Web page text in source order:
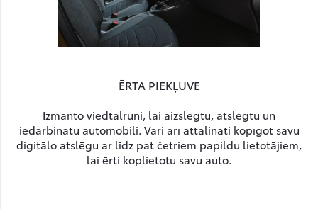
ĒRTA PIEKĻUVE
Izmanto viedtālruni, lai aizslēgtu, atslēgtu un
iedarbinātu automobili. Vari arī attālināti kopīgot savu
digitālo atslēgu ar līdz pat četriem papildu lietotājiem,
lai ērti koplietotu savu auto.